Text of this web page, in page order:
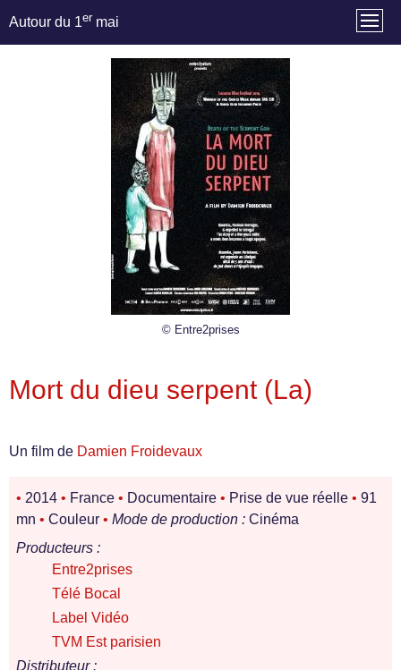
Autour du 1er mai
© Entre2prises
Mort du dieu serpent (La)
Un film de Damien Froidevaux
• 2014 • France • Documentaire • Prise de vue réelle • 91
mn • Couleur • Mode de production : Cinéma
Producteurs :
Entre2prises
Télé Bocal
Label Vidéo
TVM Est parisien
Distributeur :